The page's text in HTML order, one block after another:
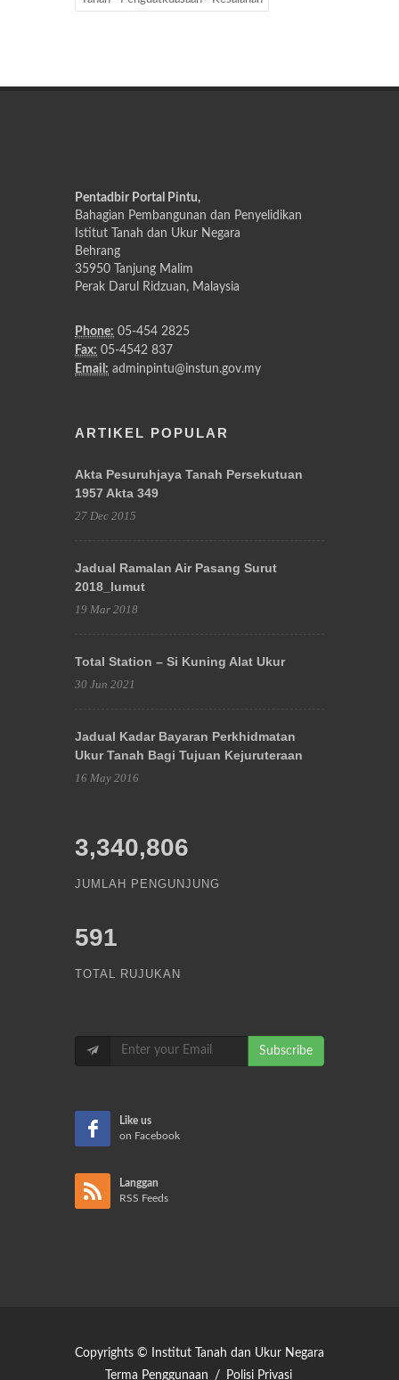
Pentadbir Portal Pintu,
Bahagian Pembangunan dan Penyelidikan
Istitut Tanah dan Ukur Negara
Behrang
35950 Tanjung Malim
Perak Darul Ridzuan, Malaysia
Phone: 05-454 2825
Fax: 05-4542 837
Email: adminpintu@instun.gov.my
ARTIKEL POPULAR
Akta Pesuruhjaya Tanah Persekutuan
1957 Akta 349
27 Dec 2015
Jadual Ramalan Air Pasang Surut
2018_lumut
19 Mar 2018
Total Station – Si Kuning Alat Ukur
30 Jun 2021
Jadual Kadar Bayaran Perkhidmatan
Ukur Tanah Bagi Tujuan Kejuruteraan
16 May 2016
3,340,806
JUMLAH PENGUNJUNG
591
TOTAL RUJUKAN
Subscribe
Like us
on Facebook
Langgan
RSS Feeds
Copyrights © Institut Tanah dan Ukur Negara
Terma Penggunaan
/ Polisi Privasi